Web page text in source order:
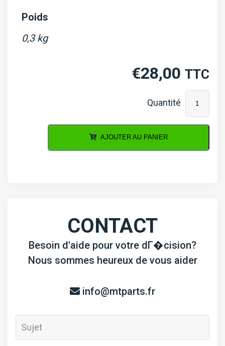
Poids
0,3 kg
€28,00 TTC
de
AJOUTER AU PANIER
CONTACT
Besoin d'aide pour votre dГ�cision?
Nous sommes heureux de vous aider
info@mtparts.fr